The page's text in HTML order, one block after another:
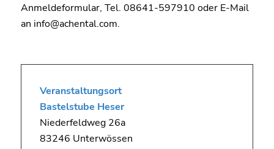
Anmeldeformular, Tel. 08641-597910 oder E-Mail
an info@achental.com.
Veranstaltungsort
Bastelstube Heser
Niederfeldweg 26a
83246 Unterwössen